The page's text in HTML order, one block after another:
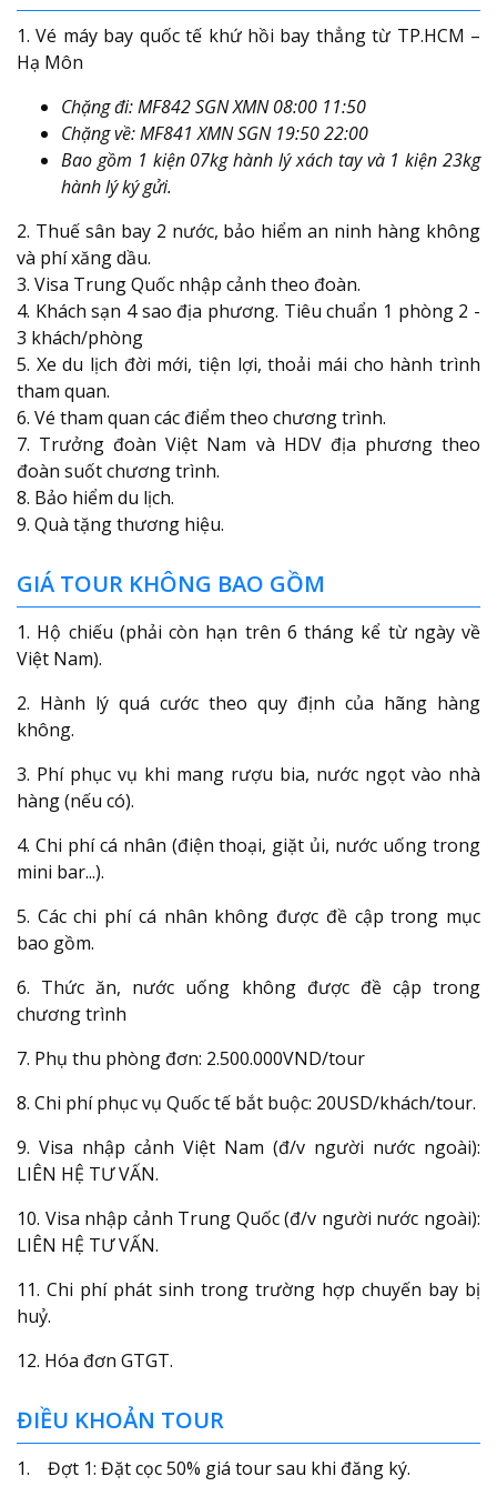
1. Vé máy bay quốc tế khứ hồi bay thẳng từ TP.HCM –
Hạ Môn
Chặng đi: MF842 SGN XMN 08:00 11:50
Chặng về: MF841 XMN SGN 19:50 22:00
Bao gồm 1 kiện 07kg hành lý xách tay và 1 kiện 23kg
hành lý ký gửi.
2. Thuế sân bay 2 nước, bảo hiểm an ninh hàng không
và phí xăng dầu.
3. Visa Trung Quốc nhập cảnh theo đoàn.
4. Khách sạn 4 sao địa phương. Tiêu chuẩn 1 phòng 2 -
3 khách/phòng
5. Xe du lịch đời mới, tiện lợi, thoải mái cho hành trình
tham quan.
6. Vé tham quan các điểm theo chương trình.
7. Trưởng đoàn Việt Nam và HDV địa phương theo
đoàn suốt chương trình.
8. Bảo hiểm du lịch.
9. Quà tặng thương hiệu.
GIÁ TOUR KHÔNG BAO GỒM
1. Hộ chiếu (phải còn hạn trên 6 tháng kể từ ngày về
Việt Nam).
2. Hành lý quá cước theo quy định của hãng hàng
không.
3. Phí phục vụ khi mang rượu bia, nước ngọt vào nhà
hàng (nếu có).
4. Chi phí cá nhân (điện thoại, giặt ủi, nước uống trong
mini bar...).
5. Các chi phí cá nhân không được đề cập trong mục
bao gồm.
6. Thức ăn, nước uống không được đề cập trong
chương trình
7. Phụ thu phòng đơn: 2.500.000VND/tour
8. Chi phí phục vụ Quốc tế bắt buộc: 20USD/khách/tour.
9. Visa nhập cảnh Việt Nam (đ/v người nước ngoài):
LIÊN HỆ TƯ VẤN.
10. Visa nhập cảnh Trung Quốc (đ/v người nước ngoài):
LIÊN HỆ TƯ VẤN.
11. Chi phí phát sinh trong trường hợp chuyến bay bị
huỷ.
12. Hóa đơn GTGT.
ĐIỀU KHOẢN TOUR
1. Đợt 1: Đặt cọc 50% giá tour sau khi đăng ký.